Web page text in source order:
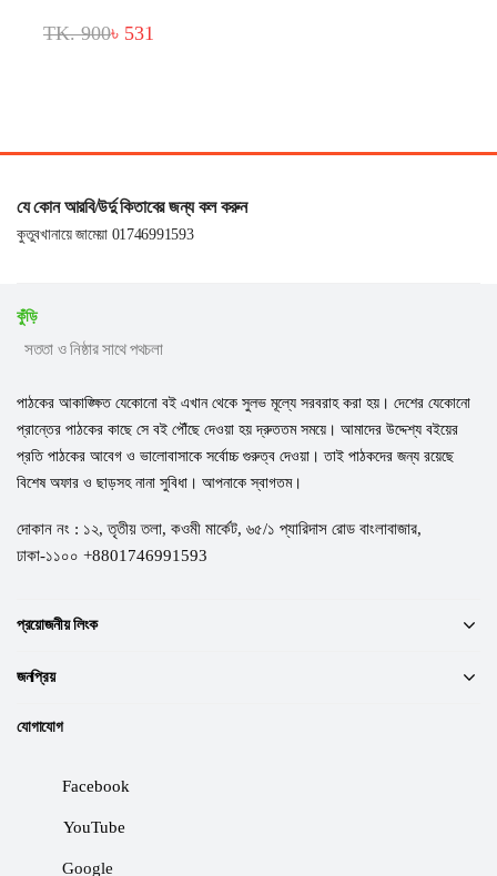
TK. 900৳ 531
যে কোন আরবি/উর্দু কিতাবের জন্য কল করুন
কুতুবখানায়ে জামেয়া 01746991593
কুঁড়ি
সততা ও নিষ্ঠার সাথে পথচলা
পাঠকের আকাঙ্ক্ষিত যেকোনো বই এখান থেকে সুলভ মূল্যে সরবরাহ করা হয়। দেশের যেকোনো
প্রান্তের পাঠকের কাছে সে বই পৌঁছে দেওয়া হয় দ্রুততম সময়ে। আমাদের উদ্দেশ্য বইয়ের
প্রতি পাঠকের আবেগ ও ভালোবাসাকে সর্বোচ্চ গুরুত্ব দেওয়া। তাই পাঠকদের জন্য রয়েছে
বিশেষ অফার ও ছাড়সহ নানা সুবিধা। আপনাকে স্বাগতম।
দোকান নং : ১২, তৃতীয় তলা, কওমী মার্কেট, ৬৫/১ প্যারিদাস রোড বাংলাবাজার,
ঢাকা-১১০০ +8801746991593
প্রয়োজনীয় লিংক
জনপ্রিয়
যোগাযোগ
Facebook
YouTube
Google